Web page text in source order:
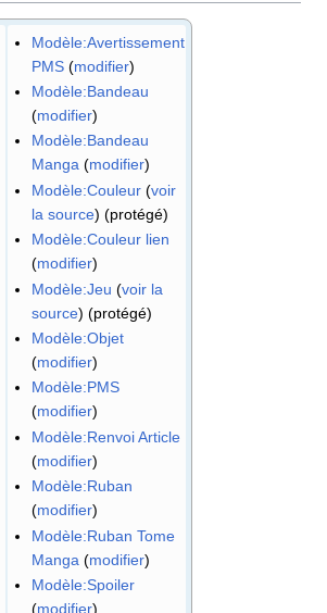
Modèle:Avertissement
PMS (modifier)
Modèle:Bandeau
(modifier)
Modèle:Bandeau
Manga (modifier)
Modèle:Couleur (voir
la source) (protégé)
Modèle:Couleur lien
(modifier)
Modèle:Jeu (voir la
source) (protégé)
Modèle:Objet
(modifier)
Modèle:PMS
(modifier)
Modèle:Renvoi Article
(modifier)
Modèle:Ruban
(modifier)
Modèle:Ruban Tome
Manga (modifier)
Modèle:Spoiler
(modifier)